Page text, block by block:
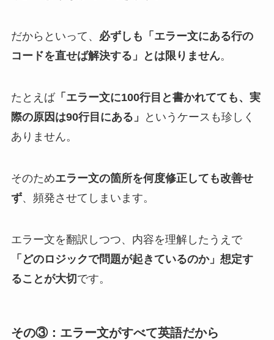
だからといって、 必ずしも「エラー文にある行の
コードを直せば解決する」とは限りません。
たとえば「エラー文に100行目と書かれてても、実
際の原因は90行目にある」
というケースも珍しく
ありません。
そのためエラー文の箇所を何度修正しても改善せ
ず、頻発させてしまいます。
エラー文を翻訳しつつ、内容を理解したうえで
「どのロジックで問題が起きているのか」想定す
ることが大切です。
その③：エラー文がすべて英語だから